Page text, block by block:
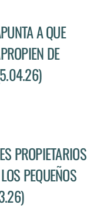
A QUE
DE
PROPIETARIOS
PEQUEÑOS